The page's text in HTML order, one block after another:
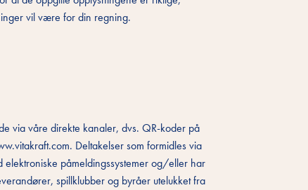
vil være for din regning.
via våre direkte kanaler, dvs. QR-koder på
Deltakelser som formidles via
påmeldingssystemer og/eller har
spillklubber og byråer utelukket fra